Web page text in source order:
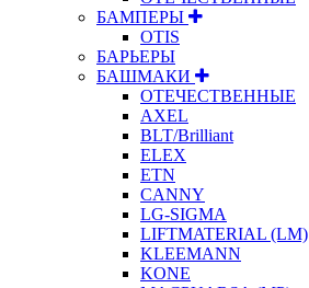
БАМПЕРЫ
OTIS
БАРЬЕРЫ
БАШМАКИ
ОТЕЧЕСТВЕННЫЕ
AXEL
BLT/Brilliant
ELEX
ETN
CANNY
LG-SIGMA
LIFTMATERIAL (LM)
KLEEMANN
KONE